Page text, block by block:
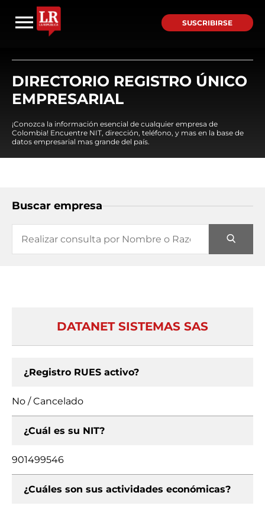
SUSCRIBIRSE
DIRECTORIO REGISTRO ÚNICO
EMPRESARIAL
¡Conozca la información esencial de cualquier empresa de
Colombia! Encuentre NIT, dirección, teléfono, y mas en la base de
datos empresarial mas grande del país.
Buscar empresa
DATANET SISTEMAS SAS
¿Registro RUES activo?
No / Cancelado
¿Cuál es su NIT?
901499546
¿Cuáles son sus actividades económicas?